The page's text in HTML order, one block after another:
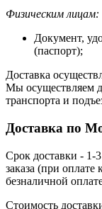
Физическим лицам:
Документ,
(паспорт);
Доставка
Мы осуществляем
транспорта и
Доставка по
Срок доставки - 1-
заказа (при оплате
безналичной
Стоимость